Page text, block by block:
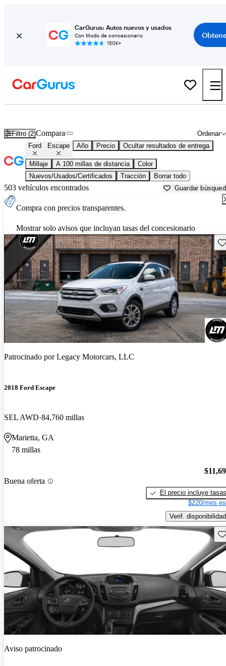
CarGurus: Autos nuevos y usados
Con Modo de concesionario
150K+
Filtro (2) Ordenar
Compara
Ford Escape Año Precio Ocultar resultados de entrega
Millaje A 100 millas de distancia
Color
Nuevos/Usados/Certificados
Tracción Borrar todo
503 vehículos encontrados Guardar
Compra con precios transparentes.
Mostrar solo avisos que incluyan tasas del concesionario
Patrocinado porLegacy Motorcars, LLC
2018 Ford Escape
SEL AWD 84,760 millas
Marietta, GA
78 millas
Buena oferta
El precio incluye tasas
$220/mes
Verif. disponibilidad
¡Nuevo!
Aviso patrocinado